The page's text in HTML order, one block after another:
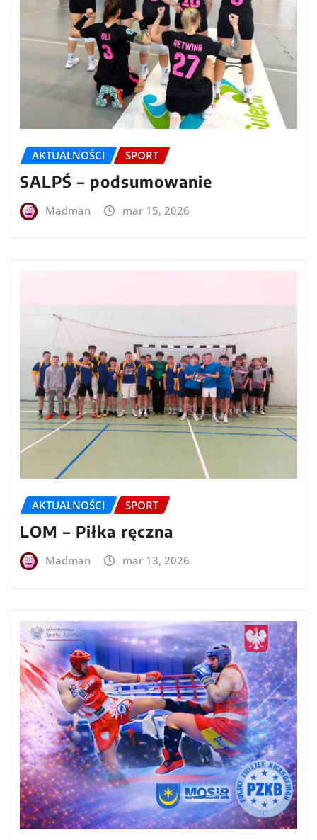
AKTUALNOŚCI SPORT
SALPŚ – podsumowanie
Madman mar 15, 2026
AKTUALNOŚCI SPORT
LOM – Piłka ręczna
Madman mar 13, 2026